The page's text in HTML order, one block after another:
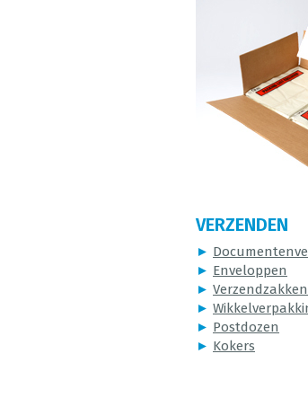
VERZENDEN
►
► Enveloppen
► Verzendzakken
►
► Postdozen
► Kokers